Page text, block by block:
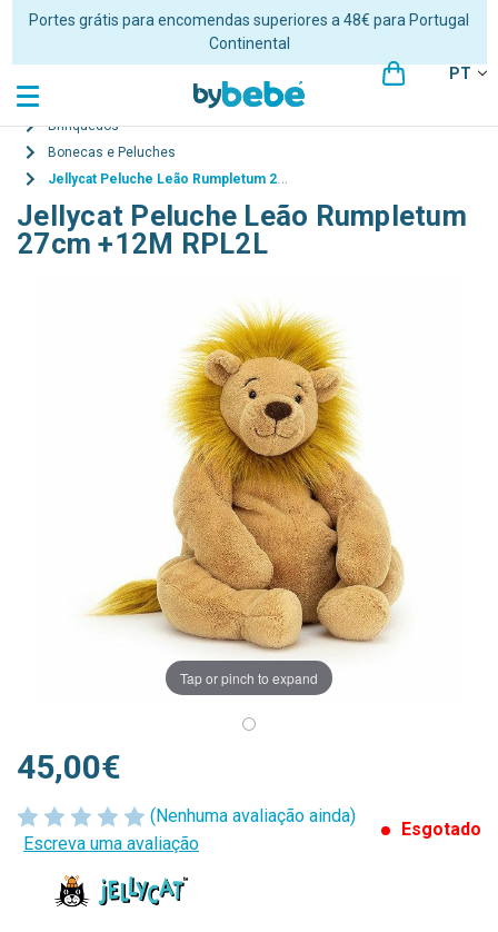
Portes grátis para encomendas superiores a 48€ para Portugal
Continental
PT
Brinquedos
Bonecas e Peluches
Jellycat Peluche Leão Rumpletum 27cm +12M RPL2L
Jellycat Peluche Leão Rumpletum
27cm +12M RPL2L
Tap or pinch to expand
(Nenhuma avaliação ainda)
Escreva uma avaliação
Esgotado
45,00€